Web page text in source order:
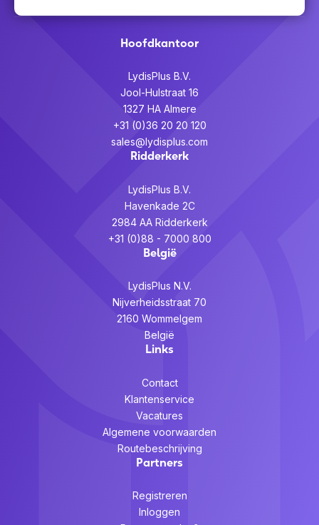
Hoofdkantoor
LydisPlus B.V.
Jool-Hulstraat 16
1327 HA Almere
+31 (0)36 20 20 120
sales@lydisplus.com
Ridderkerk
LydisPlus B.V.
Havenkade 2C
2984 AA Ridderkerk
+31 (0)88 - 7000 800
België
LydisPlus N.V.
Nijverheidsstraat 70
2160 Wommelgem
België
Links
Contact
Klantenservice
Vacatures
Algemene voorwaarden
Routebeschrijving
Partners
Registreren
Inloggen